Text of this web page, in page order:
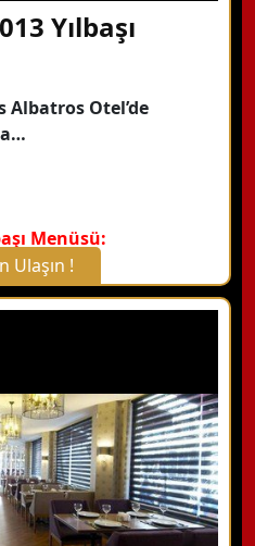
Yılbaşı
Albatros Otel’de
Menüsü:
Ulaşın !